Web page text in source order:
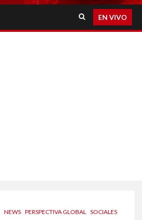
EN VIVO
NEWS PERSPECTIVA GLOBAL SOCIALES